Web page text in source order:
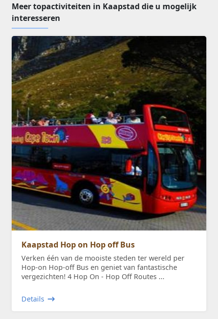
Meer topactiviteiten in Kaapstad die u mogelijk
interesseren
Kaapstad Hop on Hop off Bus
Verken één van de mooiste steden ter wereld per
Hop-on Hop-off Bus en geniet van fantastische
vergezichten! 4 Hop On - Hop Off Routes ...
Details